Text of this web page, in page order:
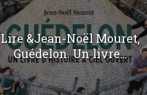
Lire &Jean-Noël Mouret,
Guédelon. Un livre...